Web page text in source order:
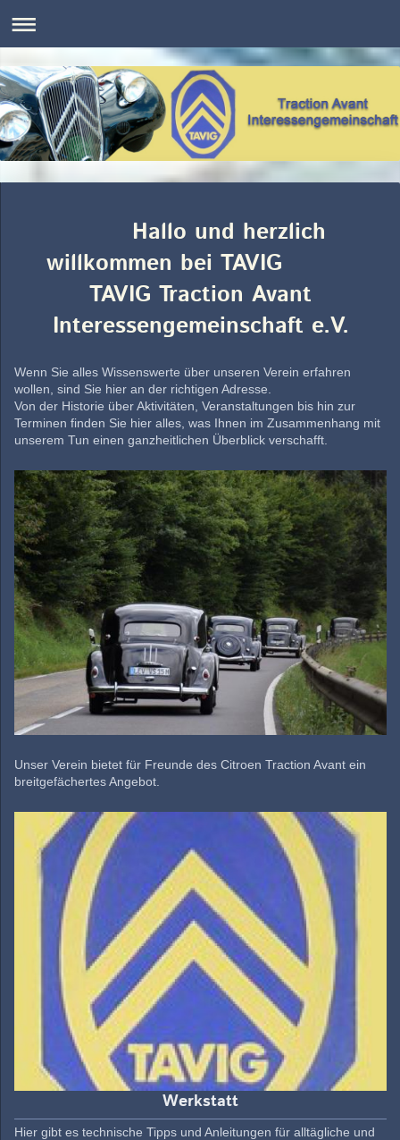
Hallo und herzlich
willkommen bei TAVIG
TAVIG Traction Avant
Interessengemeinschaft e.V.
Wenn Sie alles Wissenswerte über unseren Verein erfahren
wollen, sind Sie hier an der richtigen Adresse.
Von der Historie über Aktivitäten, Veranstaltungen bis hin zur
Terminen finden Sie hier alles, was Ihnen im Zusammenhang mit
unserem Tun einen ganzheitlichen Überblick verschafft.
Unser Verein bietet für Freunde des Citroen Traction Avant ein
breitgefächertes Angebot.
Werkstatt
Hier gibt es technische Tipps und Anleitungen für alltägliche und